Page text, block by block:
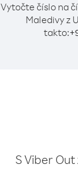
Vytočte číslo na
Maledivy z
takto:+
S Viber